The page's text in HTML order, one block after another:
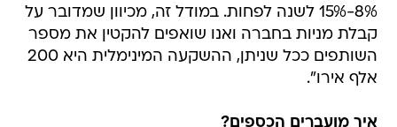
8%-15% לשנה לפחות. במודל זה, מכיוון שמדובר על
קבלת מניות בחברה ואנו שואפים להקטין את מספר
השותפים ככל שניתן, ההשקעה המינימלית היא 200
אלף אירו".
איך מועברים הכספים?